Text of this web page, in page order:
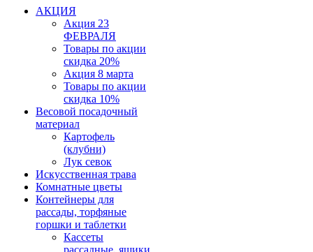
АКЦИЯ
Акция 23
ФЕВРАЛЯ
Товары по акции
скидка 20%
Акция 8 марта
Товары по акции
скидка 10%
Весовой посадочный
материал
Картофель
(клубни)
Лук севок
Искусственная трава
Комнатные цветы
Контейнеры для
рассады, торфяные
горшки и таблетки
Кассеты
рассадные, ящики